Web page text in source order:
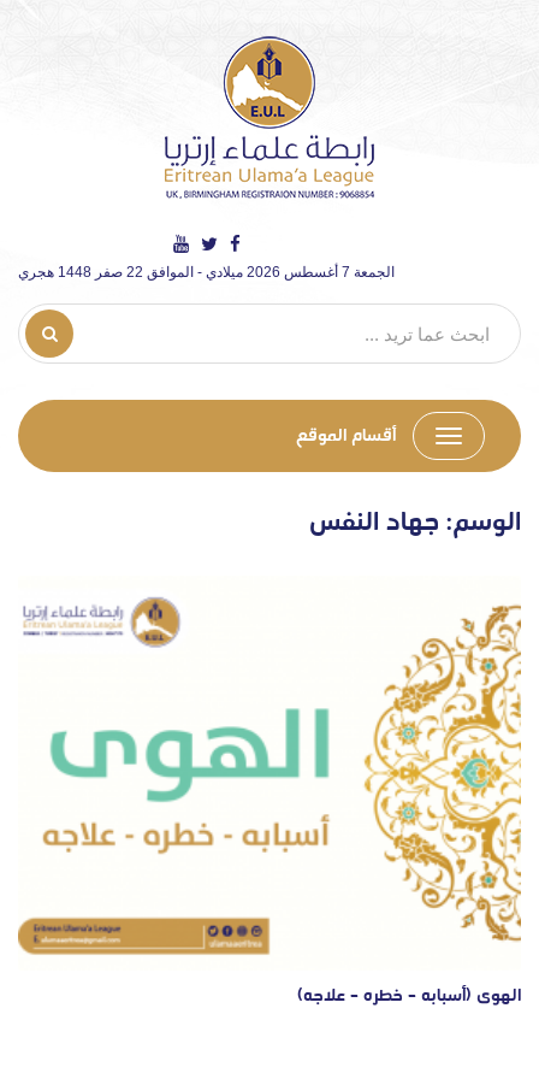
الجمعة 7 أغسطس 2026 ميلادي - الموافق 22 صفر 1448 هجري
أقسام الموقع
الوسم:جهاد النفس
الهوى (أسبابه – خطره – علاجه)